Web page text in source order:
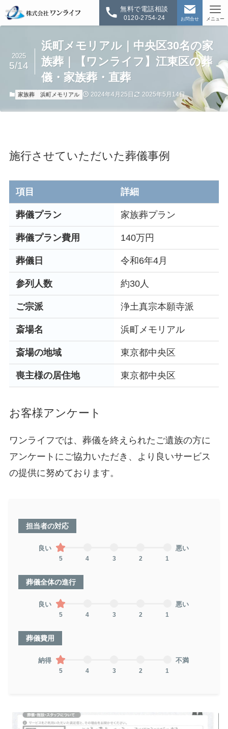
無料で電話相談
0120-2754-24 お問合せ メニュー
浜町メモリアル｜中央区30名の家
族葬｜【ワンライフ】江東区の葬
儀・家族葬・直葬
2025
5/14
家族葬 浜町メモリアル 2024年4月25日 2025年5月14日
施行させていただいた葬儀事例
項目 詳細
葬儀プラン 家族葬プラン
葬儀プラン費用 140万円
葬儀日 令和6年4月
参列人数 約30人
ご宗派 浄土真宗本願寺派
斎場名 浜町メモリアル
斎場の地域 東京都中央区
喪主様の居住地 東京都中央区
お客様アンケート
ワンライフでは、葬儀を終えられたご遺族の方に
アンケートにご協力いただき、より良いサービス
の提供に努めております。
担当者の対応
良い
5 4 3 2 1
悪い
葬儀全体の進行
良い
5 4 3 2 1
悪い
葬儀費用
納得
5 4 3 2 1
不満